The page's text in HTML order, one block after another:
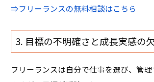
⇒フリーランスの無料相談はこちら
3. 目標の不明確さと成長実感の
フリーランスは自分で仕事を選び、管